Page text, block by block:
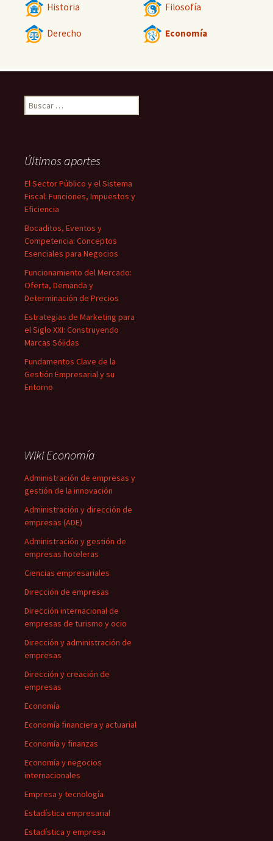
Historia Filosofía
Derecho Economía
Buscar:
Últimos aportes
El Sector Público y el Sistema
Fiscal: Funciones, Impuestos y
Eficiencia
Bocaditos, Eventos y
Competencia: Conceptos
Esenciales para Negocios
Funcionamiento del Mercado:
Oferta, Demanda y
Determinación de Precios
Estrategias de Marketing para
el Siglo XXI: Construyendo
Marcas Sólidas
Fundamentos Clave de la
Gestión Empresarial y su
Entorno
Wiki Economía
Administración de empresas y
gestión de la innovación
Administración y dirección de
empresas (ADE)
Administración y gestión de
empresas hoteleras
Ciencias empresariales
Dirección de empresas
Dirección internacional de
empresas de turismo y ocio
Dirección y administración de
empresas
Dirección y creación de
empresas
Economía
Economía financiera y actuarial
Economía y finanzas
Economía y negocios
internacionales
Empresa y tecnología
Estadística empresarial
Estadística y empresa